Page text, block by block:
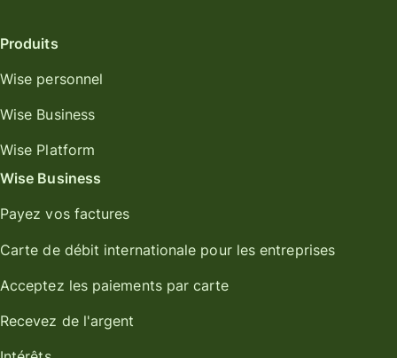
Produits
Wise personnel
Wise Business
Wise Platform
Wise Business
Payez vos factures
Carte de débit internationale pour les entreprises
Acceptez les paiements par carte
Recevez de l'argent